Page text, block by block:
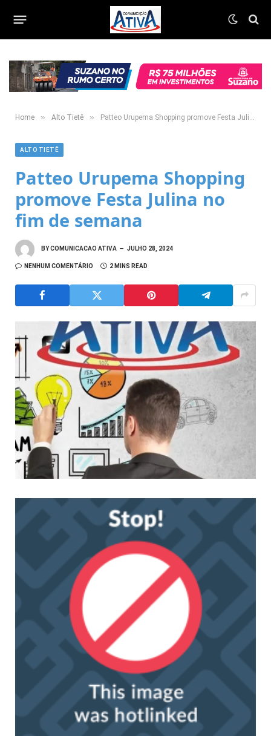
Home » Alto Tietê » Patteo Urupema Shopping promove Festa Julina no fim de semana
ALTO TIETÊ
Patteo Urupema Shopping
promove Festa Julina no
fim de semana
BYCOMUNICACAO ATIVA JULHO 28, 2024
NENHUM COMENTÁRIO 2 MINS READ